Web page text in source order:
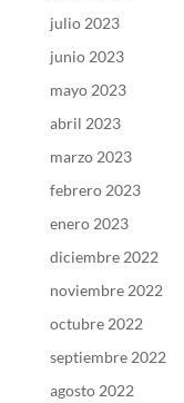
julio 2023
junio 2023
mayo 2023
abril 2023
marzo 2023
febrero 2023
enero 2023
diciembre 2022
noviembre 2022
octubre 2022
septiembre 2022
agosto 2022